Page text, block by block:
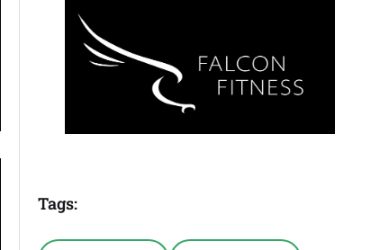
Tags: